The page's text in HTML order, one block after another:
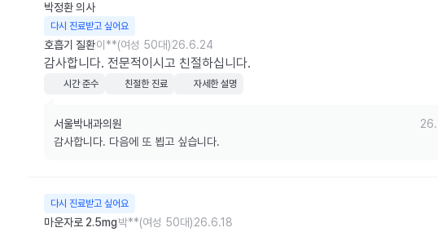
박정환의사
다시 진료받고 싶어요
호흡기 질환이**(여성 50대)26.6.24
감사합니다. 전문적이시고 친절하십니다.
시간 준수 친절한 진료 자세한 설명
서울박내과의원
감사합니다. 다음에 또 뵙고 싶습니다.
다시 진료받고 싶어요
마운자로 2.5mg박**(여성 50대)26.6.18